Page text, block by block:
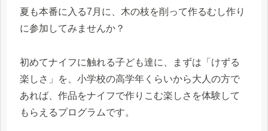
夏も本番に入る7月に、木の枝を削って作るむし作り
に参加してみませんか？
初めてナイフに触れる子ども達に、まずは「けずる
楽しさ」を、小学校の高学年くらいから大人の方で
あれば、作品をナイフで作りこむ楽しさを体験して
もらえるプログラムです。